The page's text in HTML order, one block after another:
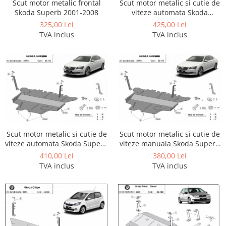
Carlige Tesla
Carlige Toyota
Carlige Volkswagen
Carlige Volvo
Carlige Xpeng
Carlige Xpeng G6
Carlige Xpeng G9
Scut motor metalic frontal
Skoda Superb 2001-2008
325,00 Lei
TVA inclus
Scut motor metalic si cutie de
viteze automata Skoda
Octavia 3 dupa 2013
425,00 Lei
TVA inclus
Scut motor metalic si cutie de
viteze automata Skoda Superb
dupa 2015
410,00 Lei
TVA inclus
Scut motor metalic si cutie de
viteze manuala Skoda Superb
dupa 2015
380,00 Lei
TVA inclus